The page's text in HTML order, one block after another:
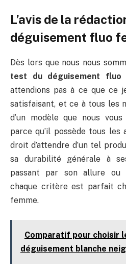
L’avis de la
déguisement fluo
Dès lors que nous nous
test du déguisement fluo
attendions pas à ce que ce
satisfaisant, et ce à tous les
d’un modèle que nous
parce qu’il possède tous
droit d’attendre d’un tel
sa durabilité générale à
passant par son allure ou
chaque critère est parfait
femme.
Comparatif pour choisir
déguisement blanche